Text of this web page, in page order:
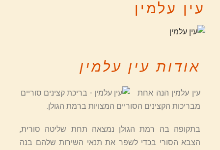
עין עלמין
אודות עין עלמין
עין עלמין הנה אחת
מבריכות הקצינים הסוריים המצויות ברמת הגולן.
בתקופה בה רמת הגולן נמצאה תחת שליטה סורית,
הצבא הסורי בכדי לשפר את תנאי השירות שלהם בנה